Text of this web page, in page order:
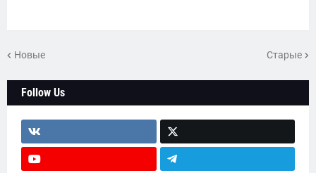
Новые Старые
Follow Us